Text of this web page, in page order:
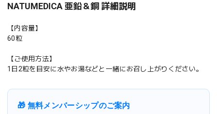
NATUMEDICA 亜鉛＆銅 詳細説明
【内容量】
60粒
【ご使用方法】
1日2粒を目安に水やお湯などと一緒にお召し上がりください。
🎁 無料メンバーシップのご案内